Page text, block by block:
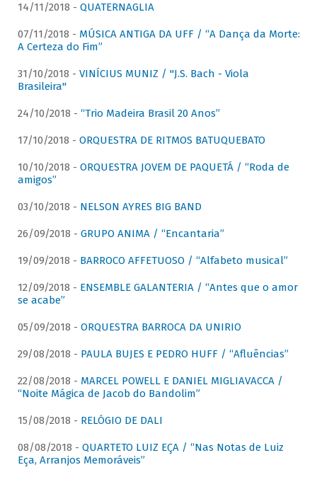
14/11/2018 - QUATERNAGLIA
07/11/2018 - MÚSICA ANTIGA DA UFF / “A Dança da Morte:
A Certeza do Fim”
31/10/2018 - VINÍCIUS MUNIZ / "J.S. Bach - Viola
Brasileira"
24/10/2018 - “Trio Madeira Brasil 20 Anos”
17/10/2018 - ORQUESTRA DE RITMOS BATUQUEBATO
10/10/2018 - ORQUESTRA JOVEM DE PAQUETÁ / “Roda de
amigos”
03/10/2018 - NELSON AYRES BIG BAND
26/09/2018 - GRUPO ANIMA / “Encantaria”
19/09/2018 - BARROCO AFFETUOSO / “Alfabeto musical”
12/09/2018 - ENSEMBLE GALANTERIA / “Antes que o amor
se acabe”
05/09/2018 - ORQUESTRA BARROCA DA UNIRIO
29/08/2018 - PAULA BUJES E PEDRO HUFF / “Afluências”
22/08/2018 - MARCEL POWELL E DANIEL MIGLIAVACCA /
“Noite Mágica de Jacob do Bandolim”
15/08/2018 - RELÓGIO DE DALI
08/08/2018 - QUARTETO LUIZ EÇA / “Nas Notas de Luiz
Eça, Arranjos Memoráveis”